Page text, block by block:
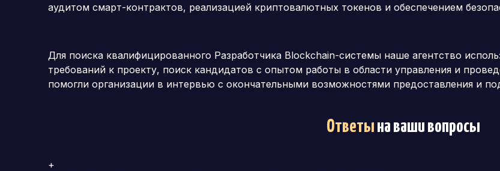
аудитом смарт-контрактов, реализацией криптовалютных токенов и обеспечением
Для поиска квалифицированного Разработчика Blockchain-системы наше агентство
требований к проекту, поиск кандидатов с опытом работы в области управления и
помогли организации в интервью с окончательными возможностями предоставления и
Ответы на ваши вопросы
+